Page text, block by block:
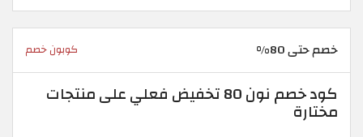
خصم حتى 80% كوبون خصم
كود خصم نون 80 تخفيض فعلي على منتجات
مختارة